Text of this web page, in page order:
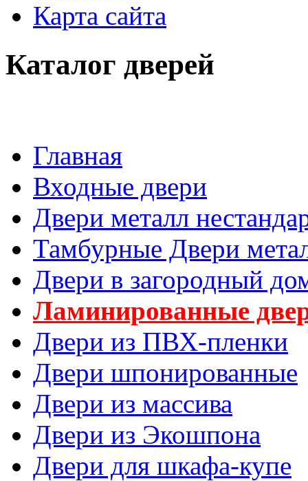
Карта сайта
Каталог дверей
Главная
Входные двери
Двери металл
Тамбурные Двери
Двери в загородный
Ламинированные
Двери из ПВХ-пленки
Двери шпонированные
Двери из массива
Двери из Экошпона
Двери для шкафа-купе